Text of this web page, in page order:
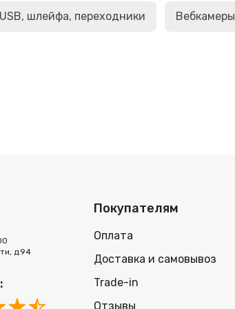
USB, шлейфа, переходники Вебкамеры
д.94
Покупателям
Оплата
Доставка и самовывоз
Trade-in
Отзывы